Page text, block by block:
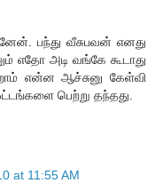
பந்து வீசுபவன் எனது
எதோ அடி வங்கே கூடாது
என்ன ஆச்சுனு கேள்வி
பெற்று தந்தது.
at 11:55 AM